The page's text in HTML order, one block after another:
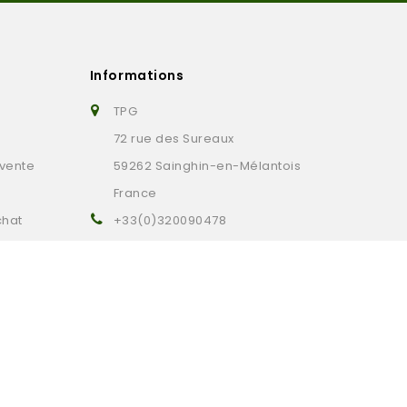
Informations
TPG
72 rue des Sureaux
59262 Sainghin-en-Mélantois
France
+33(0)320090478